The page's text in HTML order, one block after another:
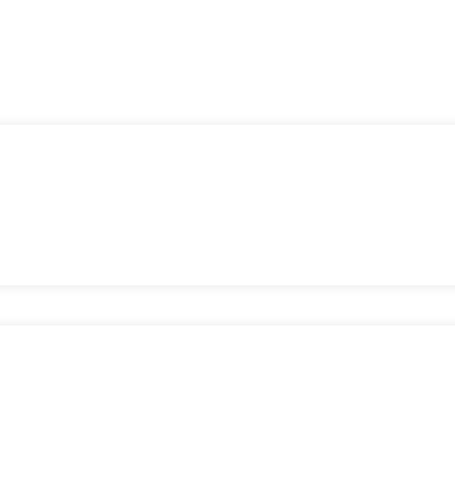
sans complications.
du marché.
des plateformes et des dApps.